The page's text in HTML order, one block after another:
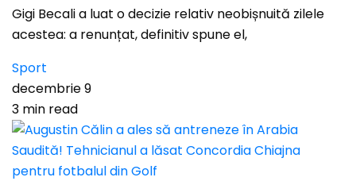
Gigi Becali a luat o decizie relativ neobișnuită zilele
acestea: a renunțat, definitiv spune el,
Sport
decembrie 9
3 min read